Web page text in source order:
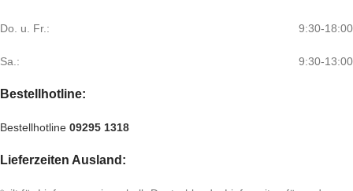
Do. u. Fr.: 9:30-18:00
Sa.: 9:30-13:00
Bestellhotline:
Bestellhotline 09295 1318
Lieferzeiten Ausland: